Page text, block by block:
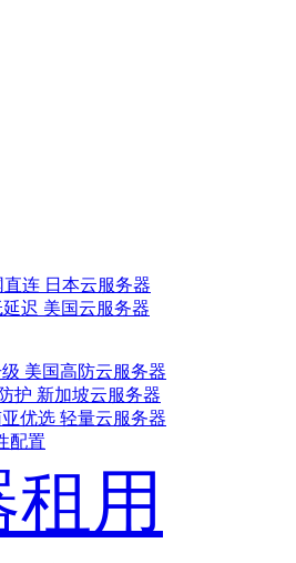
直连 日本云服务器
迟 美国云服务器
美国高防云服务器
护 新加坡云服务器
优选 轻量云服务器
配置
用